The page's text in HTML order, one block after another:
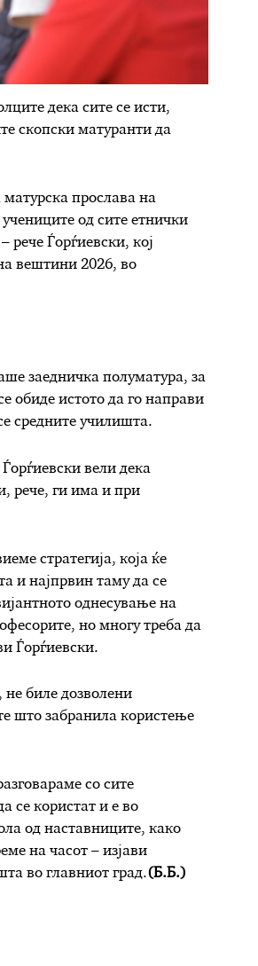
дека сите се исти,
скопски матуранти да
прослава на
од сите етнички
рече Ѓорѓиевски, кој
вештини 2026, во
заедничка полуматура, за
обиде истото да го направи
средните училишта.
вели дека
рече, ги има и при
стратегија, која ќе
и најпрвин таму да се
однесување на
но многу треба да
Ѓорѓиевски.
биле дозволени
што забранила користење
со сите
се користат и е во
од наставниците, како
на часот – изјави
во главниот град.(Б.Б.)